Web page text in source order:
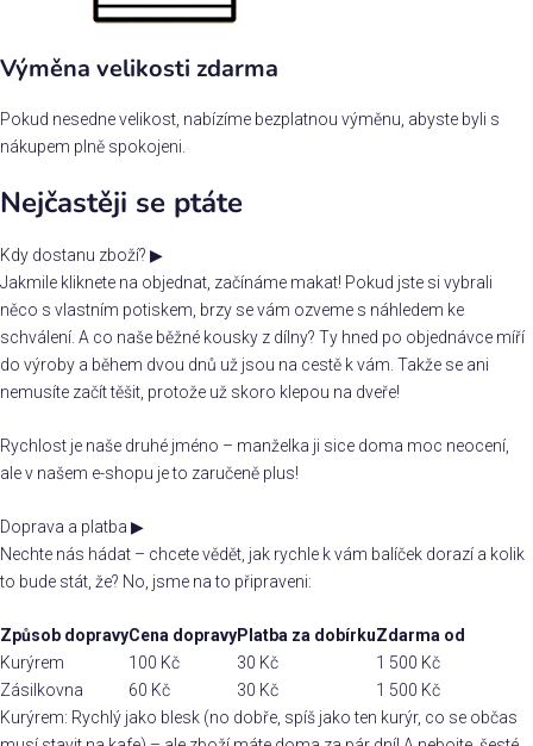
Výměna velikosti zdarma
Pokud nesedne velikost, nabízíme bezplatnou výměnu, abyste byli s
nákupem plně spokojeni.
Nejčastěji se ptáte
Kdy dostanu zboží? ▶
Jakmile kliknete na objednat, začínáme makat! Pokud jste si vybrali
něco s vlastním potiskem, brzy se vám ozveme s náhledem ke
schválení. A co naše běžné kousky z dílny? Ty hned po objednávce míří
do výroby a během dvou dnů už jsou na cestě k vám. Takže se ani
nemusíte začít těšit, protože už skoro klepou na dveře!
Rychlost je naše druhé jméno – manželka ji sice doma moc neocení,
ale v našem e-shopu je to zaručeně plus!
Doprava a platba ▶
Nechte nás hádat – chcete vědět, jak rychle k vám balíček dorazí a kolik
to bude stát, že? No, jsme na to připraveni:
Způsob dopravyCena dopravyPlatba za dobírkuZdarma od
Kurýrem
100 Kč 30 Kč
1 500 Kč
Zásilkovna
60 Kč 30 Kč
1 500 Kč
Kurýrem: Rychlý jako blesk (no dobře, spíš jako ten kurýr, co se občas